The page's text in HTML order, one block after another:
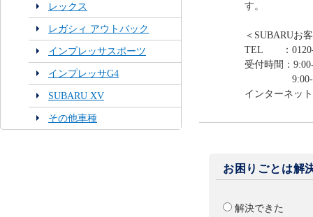
レックス
レガシィ アウトバック
インプレッサスポーツ
インプレッサG4
SUBARU XV
その他車種
す。
＜SUBARUお
TEL ：0120-
受付時間：
9:00-12:00
インターネッ
お困りごとは解
解決できた